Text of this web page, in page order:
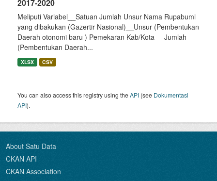
2017-2020
Meliputi Variabel__Satuan Jumlah Unsur Nama Rupabumi
yang dibakukan (Gazertir Nasional)__Unsur (Pembentukan
Daerah otonomi baru ) Pemekaran Kab/Kota__ Jumlah
(Pembentukan Daerah...
XLSX CSV
You can also access this registry using theAPI (see Dokumentasi
API).
About Satu Data
CKAN API
CKAN Association